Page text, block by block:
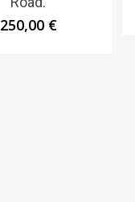
250,00 €